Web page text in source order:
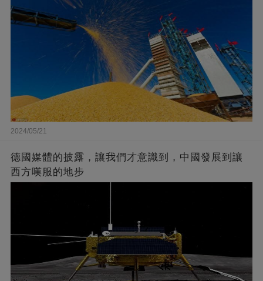
2024/05/21
德國媒體的披露，讓我們才意識到，中國發展到讓
西方嘆服的地步